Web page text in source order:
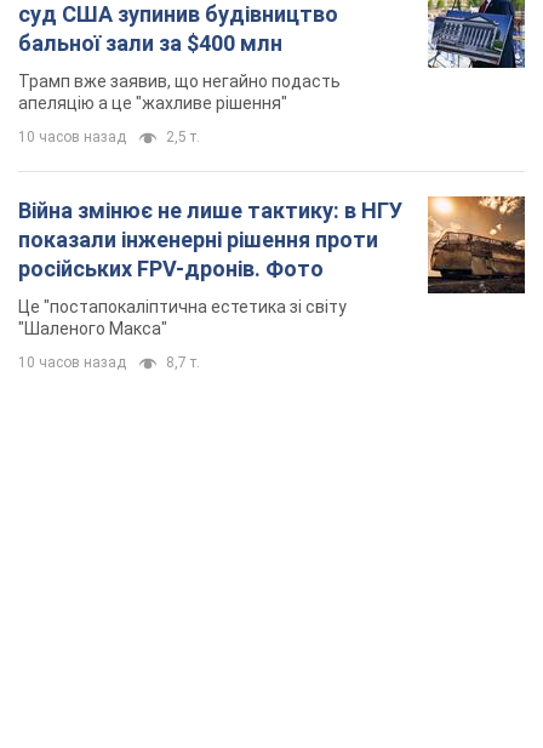
суд США зупинив будівництво
бальної зали за $400 млн
Трамп вже заявив, що негайно подасть
апеляцію а це "жахливе рішення"
10 часов назад 2,5 т.
Війна змінює не лише тактику: в НГУ
показали інженерні рішення проти
російських FPV-дронів. Фото
Це "постапокаліптична естетика зі світу
"Шаленого Макса"
10 часов назад 8,7 т.